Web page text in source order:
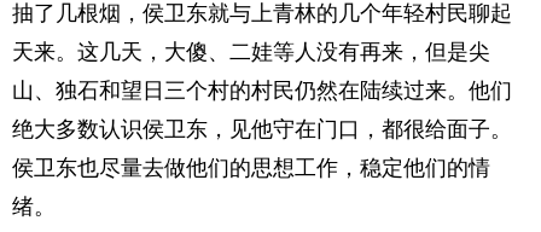
抽了几根烟，侯卫东就与上青林的几个年轻村民聊起
天来。这几天，大傻、二娃等人没有再来，但是尖
山、独石和望日三个村的村民仍然在陆续过来。他们
绝大多数认识侯卫东，见他守在门口，都很给面子。
侯卫东也尽量去做他们的思想工作，稳定他们的情
绪。